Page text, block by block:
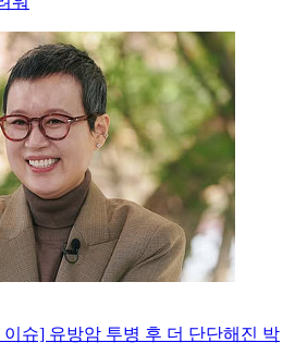
슈] 유방암 투병 후 더 단단해진 박